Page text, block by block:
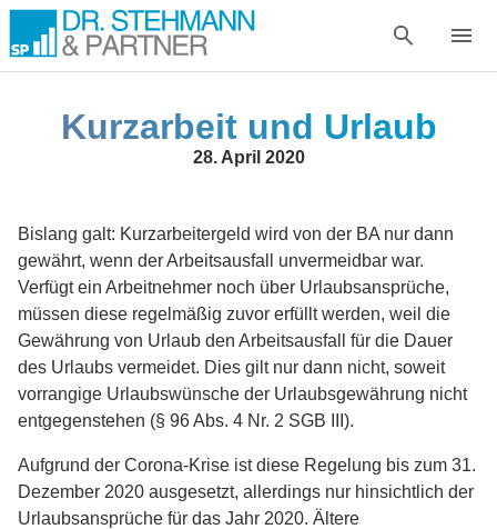
Kurzarbeit und Urlaub
28. April 2020
Bislang galt: Kurzarbeitergeld wird von der BA nur dann
gewährt, wenn der Arbeitsausfall unvermeidbar war.
Verfügt ein Arbeitnehmer noch über Urlaubsansprüche,
müssen diese regelmäßig zuvor erfüllt werden, weil die
Gewährung von Urlaub den Arbeitsausfall für die Dauer
des Urlaubs vermeidet. Dies gilt nur dann nicht, soweit
vorrangige Urlaubswünsche der Urlaubsgewährung nicht
entgegenstehen (§ 96 Abs. 4 Nr. 2 SGB III).
Aufgrund der Corona-Krise ist diese Regelung bis zum 31.
Dezember 2020 ausgesetzt, allerdings nur hinsichtlich der
Urlaubsansprüche für das Jahr 2020. Ältere